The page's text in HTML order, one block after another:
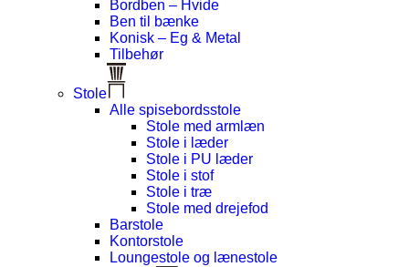
Bordben – Hvide
Ben til bænke
Konisk – Eg & Metal
Tilbehør
Stole
Alle spisebordsstole
Stole med armlæn
Stole i læder
Stole i PU læder
Stole i stof
Stole i træ
Stole med drejefod
Barstole
Kontorstole
Loungestole og lænestole